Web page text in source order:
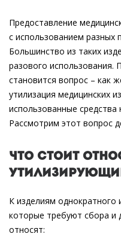
Предоставление
с использованием разных
Большинство из таких
разового
становится вопрос – как
утилизация медицинских
использованные средства
Рассмотрим этот вопрос
Что стоит
К изделиям однократного
которые требуют сбора и
относят: